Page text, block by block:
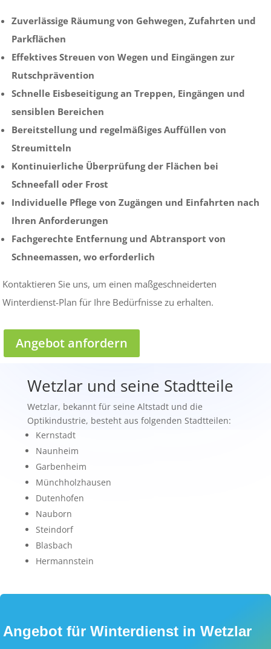
Zuverlässige Räumung von Gehwegen, Zufahrten und
Parkflächen
Effektives Streuen von Wegen und Eingängen zur
Rutschprävention
Schnelle Eisbeseitigung an Treppen, Eingängen und
sensiblen Bereichen
Bereitstellung und regelmäßiges Auffüllen von
Streumitteln
Kontinuierliche Überprüfung der Flächen bei
Schneefall oder Frost
Individuelle Pflege von Zugängen und Einfahrten nach
Ihren Anforderungen
Fachgerechte Entfernung und Abtransport von
Schneemassen, wo erforderlich
Kontaktieren Sie uns, um einen maßgeschneiderten
Winterdienst-Plan für Ihre Bedürfnisse zu erhalten.
Angebot anfordern
Wetzlar und seine Stadtteile
Wetzlar, bekannt für seine Altstadt und die
Optikindustrie, besteht aus folgenden Stadtteilen:
Kernstadt
Naunheim
Garbenheim
Münchholzhausen
Dutenhofen
Nauborn
Steindorf
Blasbach
Hermannstein
Angebot für Winterdienst in Wetzlar